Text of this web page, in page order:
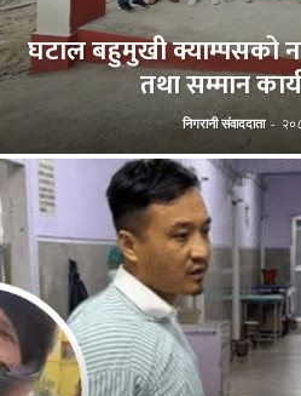
घटाल बहुमुखी क्याम्पसको
तथा सम्मान
निगरानी संवाददाता -